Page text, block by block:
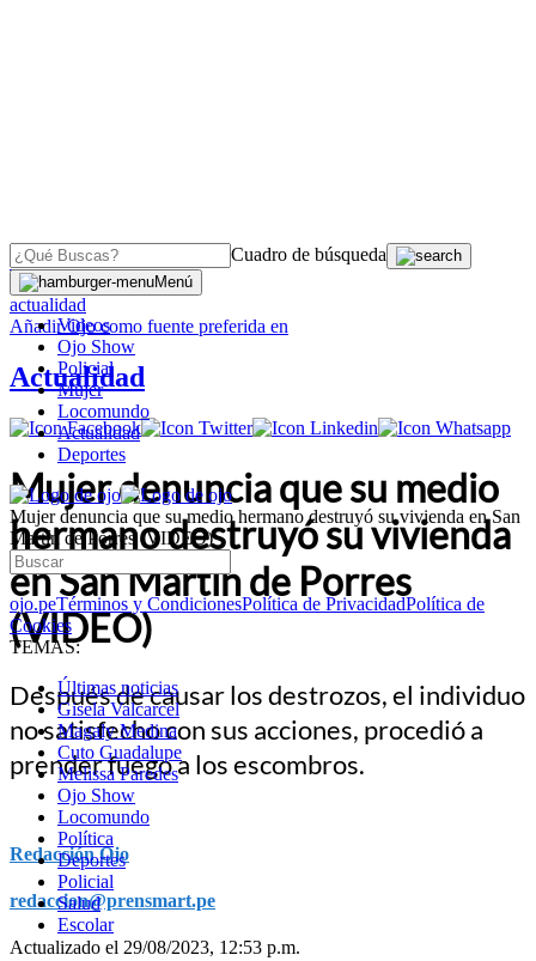
Cuadro de búsqueda
Menú
Videos
Ojo Show
Policial
Mujer
Locomundo
Actualidad
Deportes
Mujer denuncia que su medio hermano destruyó su vivienda en San
Martín de Porres (VIDEO)
ojo.peTérminos y CondicionesPolítica de PrivacidadPolítica de
Cookies
TEMAS:
Últimas noticias
Gisela Valcarcel
Magaly Medina
Cuto Guadalupe
Melissa Paredes
Ojo Show
Locomundo
Política
Deportes
Policial
Salud
Escolar
OJO
actualidad
AñadirOjocomo fuente preferida en
Actualidad
Mujer denuncia que su medio
hermano destruyó su vivienda
en San Martín de Porres
(VIDEO)
Después de causar los destrozos, el individuo
no satisfecho con sus acciones, procedió a
prender fuego a los escombros.
Redacción Ojo
redaccion@prensmart.pe
Actualizado el 29/08/2023, 12:53 p.m.